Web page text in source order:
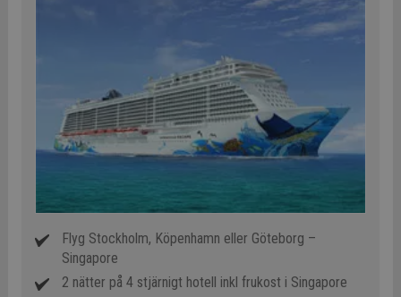
Flyg Stockholm, Köpenhamn eller Göteborg –
Singapore
2 nätter på 4 stjärnigt hotell inkl frukost i Singapore